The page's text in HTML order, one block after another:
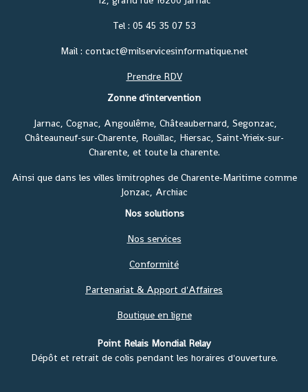
Tel : 05 45 35 07 53
Mail : contact@milservicesinformatique.net
Prendre RDV
Zonne d'intervention
Jarnac, Cognac, Angoulême, Châteaubernard, Segonzac,
Châteauneuf-sur-Charente, Rouillac, Hiersac, Saint-Yrieix-sur-
Charente, et toute la charente.
Ainsi que dans les villes limitrophes de Charente-Maritime comme
Jonzac, Archiac
Nos solutions
Nos services
Conformité
Partenariat & Apport d'Affaires
Boutique en ligne
Point Relais Mondial Relay
Dépôt et retrait de colis pendant les horaires d'ouverture.